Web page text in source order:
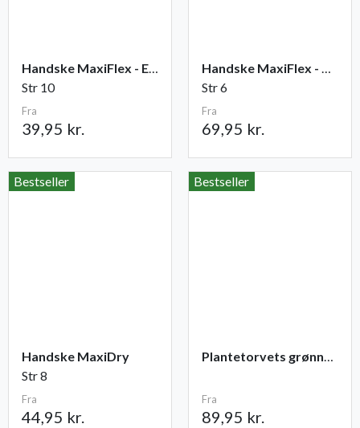
Handske MaxiFlex - Elite
Str 10
Fra
39,95 kr.
Handske MaxiFlex - Cut
Str 6
Fra
69,95 kr.
Bestseller
Handske MaxiDry
Str 8
Fra
44,95 kr.
Bestseller
Plantetorvets grønne vandingspose 75 liter
Fra
89,95 kr.